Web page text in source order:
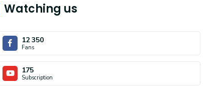
Watching us
12 350
Fans
175
Subscription